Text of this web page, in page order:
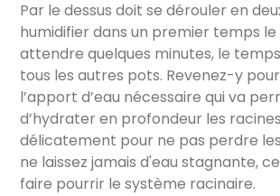
Par le dessus doit se dérouler en
humidifier dans un premier temps
attendre quelques minutes, le
tous les autres pots. Revenez-y
l’apport d’eau nécessaire qui va
d’hydrater en profondeur les
délicatement pour ne pas perdre
ne laissez jamais d'eau stagnante,
faire pourrir le système racinaire.